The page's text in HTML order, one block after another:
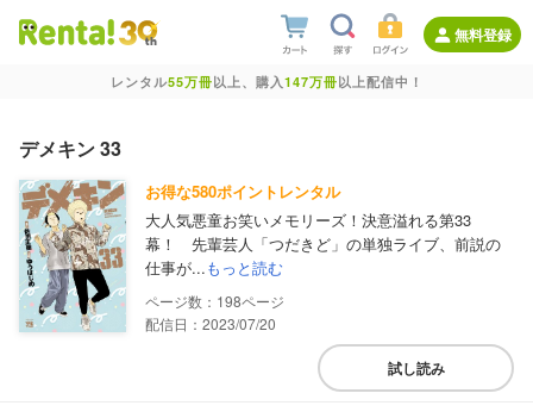
無料登録
レンタル55万冊以上、購入147万冊以上配信中！
デメキン 33
お得な580ポイントレンタル
大人気悪童お笑いメモリーズ！決意溢れる第33
幕！ 先輩芸人「つだきど」の単独ライブ、前説の
仕事が...もっと読む
198
配信日：2023/07/20
試し読み